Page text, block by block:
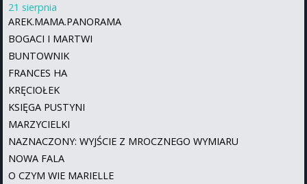
21 sierpnia
AREK.MAMA.PANORAMA
BOGACI I MARTWI
BUNTOWNIK
FRANCES HA
KRĘCIOŁEK
KSIĘGA PUSTYNI
MARZYCIELKI
NAZNACZONY: WYJŚCIE Z MROCZNEGO WYMIARU
NOWA FALA
O CZYM WIE MARIELLE